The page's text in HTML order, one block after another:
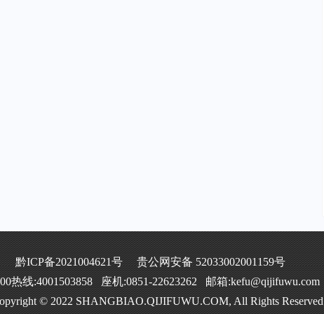
黔ICP备2021004621号
贵公网安备 52033002001159号
热线:4001503858 座机:0851-22623262 邮箱:kefu@qijifuwu.com
© 2022 SHANGBIAO.QIJIFUWU.COM, All Rights Reserved